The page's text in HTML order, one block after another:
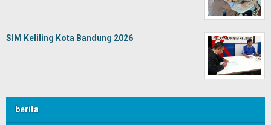
SIM Keliling Kota Bandung 2026
berita